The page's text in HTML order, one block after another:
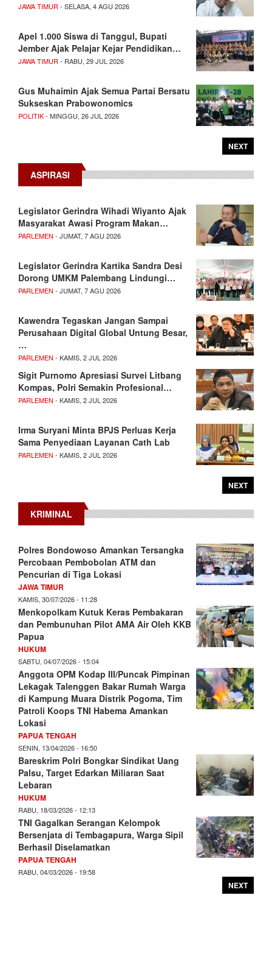
JAWA TIMUR - SELASA, 4 AGU 2026
Apel 1.000 Siswa di Tanggul, Bupati
Jember Ajak Pelajar Kejar Pendidikan…
JAWA TIMUR - RABU, 29 JUL 2026
Gus Muhaimin Ajak Semua Partai Bersatu
Sukseskan Prabowonomics
POLITIK- MINGGU, 26 JUL 2026
NEXT
ASPIRASI
Legislator Gerindra Wihadi Wiyanto Ajak
Masyarakat Awasi Program Makan…
PARLEMEN - JUMAT, 7 AGU 2026
Legislator Gerindra Kartika Sandra Desi
Dorong UMKM Palembang Lindungi…
PARLEMEN - JUMAT, 7 AGU 2026
Kawendra Tegaskan Jangan Sampai
Perusahaan Digital Global Untung Besar,
…
PARLEMEN - KAMIS, 2 JUL 2026
Sigit Purnomo Apresiasi Survei Litbang
Kompas, Polri Semakin Profesional…
PARLEMEN - KAMIS, 2 JUL 2026
Irma Suryani Minta BPJS Perluas Kerja
Sama Penyediaan Layanan Cath Lab
PARLEMEN - KAMIS, 2 JUL 2026
NEXT
KRIMINAL
Polres Bondowoso Amankan Tersangka
Percobaan Pembobolan ATM dan
Pencurian di Tiga Lokasi
JAWA TIMUR
KAMIS, 30/07/2026 - 11:28
Menkopolkam Kutuk Keras Pembakaran
dan Pembunuhan Pilot AMA Air Oleh KKB
Papua
HUKUM
SABTU, 04/07/2026 - 15:04
Anggota OPM Kodap III/Puncak Pimpinan
Lekagak Talenggen Bakar Rumah Warga
di Kampung Muara Distrik Pogoma, Tim
Patroli Koops TNI Habema Amankan
Lokasi
PAPUA TENGAH
SENIN, 13/04/2026 - 16:50
Bareskrim Polri Bongkar Sindikat Uang
Palsu, Target Edarkan Miliaran Saat
Lebaran
HUKUM
RABU, 18/03/2026 - 12:13
TNI Gagalkan Serangan Kelompok
Bersenjata di Tembagapura, Warga Sipil
Berhasil Diselamatkan
PAPUA TENGAH
RABU, 04/03/2026 - 19:58
NEXT